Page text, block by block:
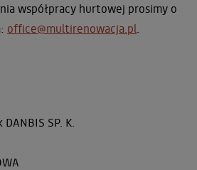
współpracy hurtowej prosimy o
office@multirenowacja.pl
SP. K.